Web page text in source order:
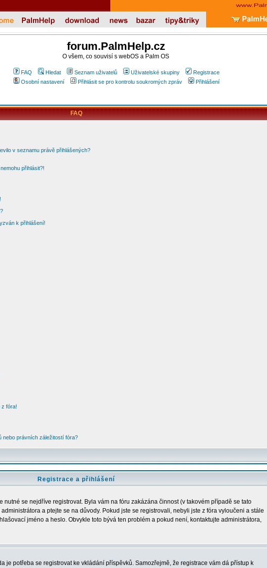
forum.PalmHelp.cz
O všem, co souvisí s webOS a Palm OS
FAQ Hledat Seznam uživatelů Uživatelské skupiny
Registrace
Osobní nastavení
Přihlásit se pro kontrolu soukromých zpráv Přihlášení
FAQ
v seznamu právě přihlášených?
přihlásit?!
k přihlášení!
z fóra!
nebo právních záležitostí fóra?
Registrace a přihlášení
nutné se nejdříve registrovat. Byla vám na fóru zakázána činnost (v takovém případě se tato
a ptejte se na důvody. Pokud jste se registrovali, nebyli jste z fóra vyloučeni a stále
jméno a heslo. Obvykle toto bývá ten problém a pokud není, kontaktujte administrátora,
je potřeba se registrovat ke vkládání příspěvků. Samozřejmě, že registrace vám dá přístup k